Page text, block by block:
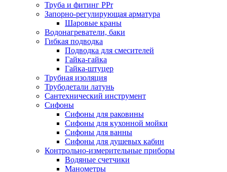
Труба и фитинг PPr
Запорно-регулирующая арматура
Шаровые краны
Водонагреватели, баки
Гибкая подводка
Подводка для смесителей
Гайка-гайка
Гайка-штуцер
Трубная изоляция
Трубодетали латунь
Сантехнический инструмент
Сифоны
Сифоны для раковины
Сифоны для кухонной мойки
Сифоны для ванны
Сифоны для душевых кабин
Контрольно-измерительные приборы
Водяные счетчики
Манометры